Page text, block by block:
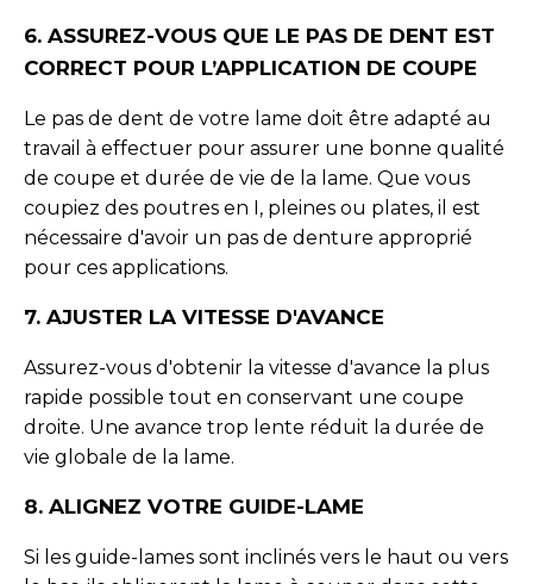
6. ASSUREZ-VOUS QUE LE PAS DE DENT EST
CORRECT POUR L’APPLICATION DE COUPE
Le pas de dent de votre lame doit être adapté au
travail à effectuer pour assurer une bonne qualité
de coupe et durée de vie de la lame. Que vous
coupiez des poutres en I, pleines ou plates, il est
nécessaire d'avoir un pas de denture approprié
pour ces applications.
7. AJUSTER LA VITESSE D'AVANCE
Assurez-vous d'obtenir la vitesse d'avance la plus
rapide possible tout en conservant une coupe
droite. Une avance trop lente réduit la durée de
vie globale de la lame.
8. ALIGNEZ VOTRE GUIDE-LAME
Si les guide-lames sont inclinés vers le haut ou vers